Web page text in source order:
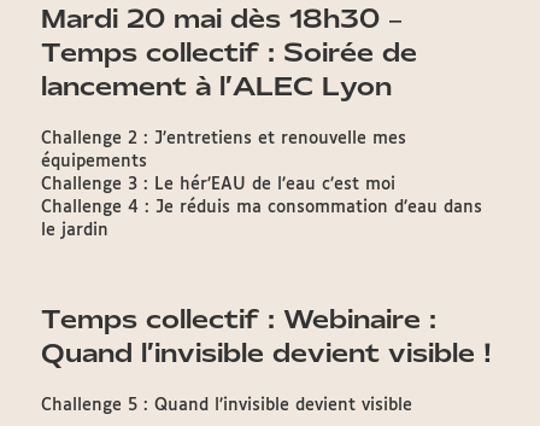
Mardi 20 mai dès 18h30 –
Temps collectif : Soirée de
lancement à l’ALEC Lyon
Challenge 2 : J’entretiens et renouvelle mes
équipements
Challenge 3 : Le hér’EAU de l’eau c’est moi
Challenge 4 : Je réduis ma consommation d’eau dans
le jardin
Temps collectif : Webinaire :
Quand l’invisible devient visible !
Challenge 5 : Quand l’invisible devient visible